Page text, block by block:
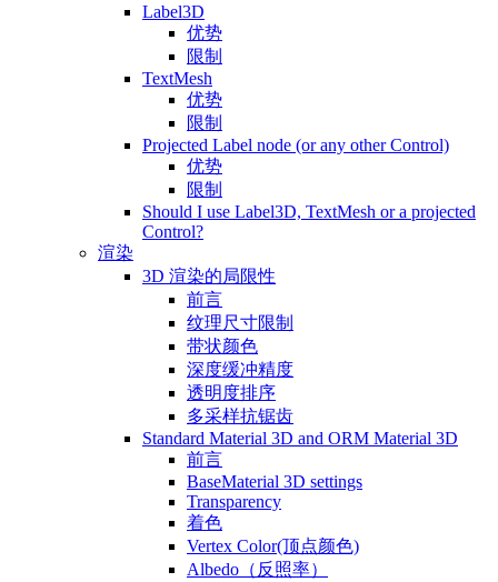
Label3D
优势
限制
TextMesh
优势
限制
Projected Label node (or any other Control)
优势
限制
Should I use Label3D, TextMesh or a projected
Control?
渲染
3D 渲染的局限性
前言
纹理尺寸限制
带状颜色
深度缓冲精度
透明度排序
多采样抗锯齿
Standard Material 3D and ORM Material 3D
前言
BaseMaterial 3D settings
Transparency
着色
Vertex Color(顶点颜色)
Albedo（反照率）